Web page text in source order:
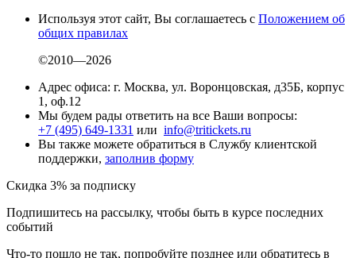
Используя этот сайт, Вы соглашаетесь с Положением об
общих правилах
©2010—2026
Адрес офиса: г. Москва, ул. Воронцовская, д35Б, корпус
1, оф.12
Мы будем рады ответить на все Ваши вопросы:
+7 (495) 649-1331 или info@tritickets.ru
Вы также можете обратиться в Службу клиентской
поддержки, заполнив форму
Скидка 3% за подписку
Подпишитесь на рассылку, чтобы быть в курсе последних
событий
Что-то пошло не так, попробуйте позднее или обратитесь в